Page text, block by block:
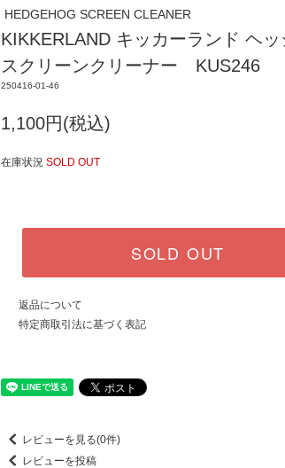
HEDGEHOG SCREEN CLEANER
KIKKERLAND キッカーランド ヘ
スクリーンクリーナー KUS246
250416-01-46
1,100円(税込)
在庫状況 SOLD OUT
SOLD OUT
返品について
特定商取引法に基づく表記
レビューを見る(0件)
レビューを投稿